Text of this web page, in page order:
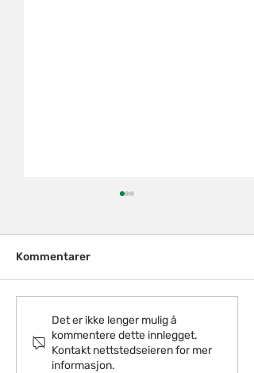
Ny AFP i privat sektor-
hva skjer?
Kommentarer
Det er ikke lenger mulig å
kommentere dette innlegget.
Kontakt nettstedseieren for mer
informasjon.